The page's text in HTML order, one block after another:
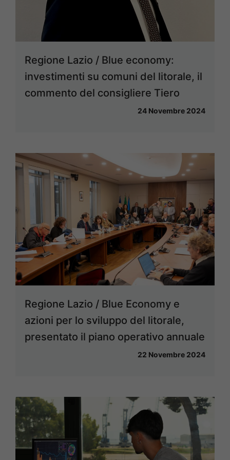
Regione Lazio / Blue economy:
investimenti su comuni del litorale, il
commento del consigliere Tiero
24 Novembre 2024
Regione Lazio / Blue Economy e
azioni per lo sviluppo del litorale,
presentato il piano operativo annuale
22 Novembre 2024